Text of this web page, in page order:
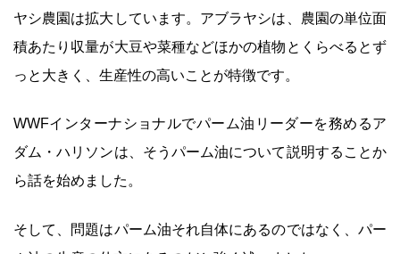
ヤシ農園は拡大しています。アブラヤシは、農園の単位面
積あたり収量が大豆や菜種などほかの植物とくらべるとず
っと大きく、生産性の高いことが特徴です。
WWFインターナショナルでパーム油リーダーを務めるア
ダム・ハリソンは、そうパーム油について説明することか
ら話を始めました。
そして、問題はパーム油それ自体にあるのではなく、パー